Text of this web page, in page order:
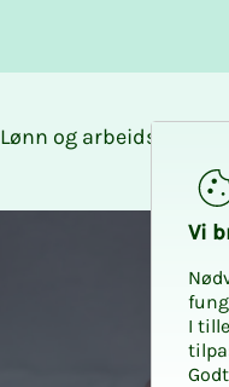
Lønn og arbeidsforhold
Vi
I